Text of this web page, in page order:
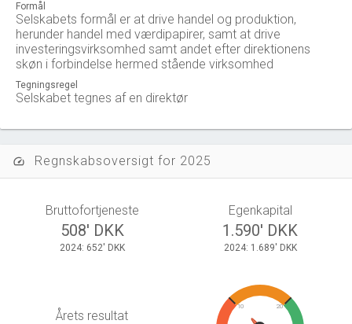
Formål
Selskabets formål er at drive handel og produktion,
herunder handel med værdipapirer, samt at drive
investeringsvirksomhed samt andet efter direktionens
skøn i forbindelse hermed stående virksomhed
Tegningsregel
Selskabet tegnes af en direktør
speed Regnskabsoversigt for 2025
Bruttofortjeneste
508' DKK
2024: 652' DKK
Egenkapital
1.590' DKK
2024: 1.689' DKK
Årets resultat
10 20